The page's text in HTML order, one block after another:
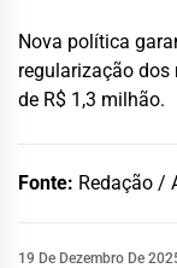
Nova política
regularização
de R$ 1,3 milhão.
Fonte: Redação /
19 De Dezembro De